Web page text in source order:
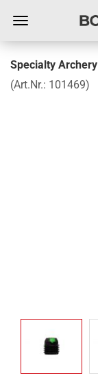
Specialty
(Art.Nr.: 101469)